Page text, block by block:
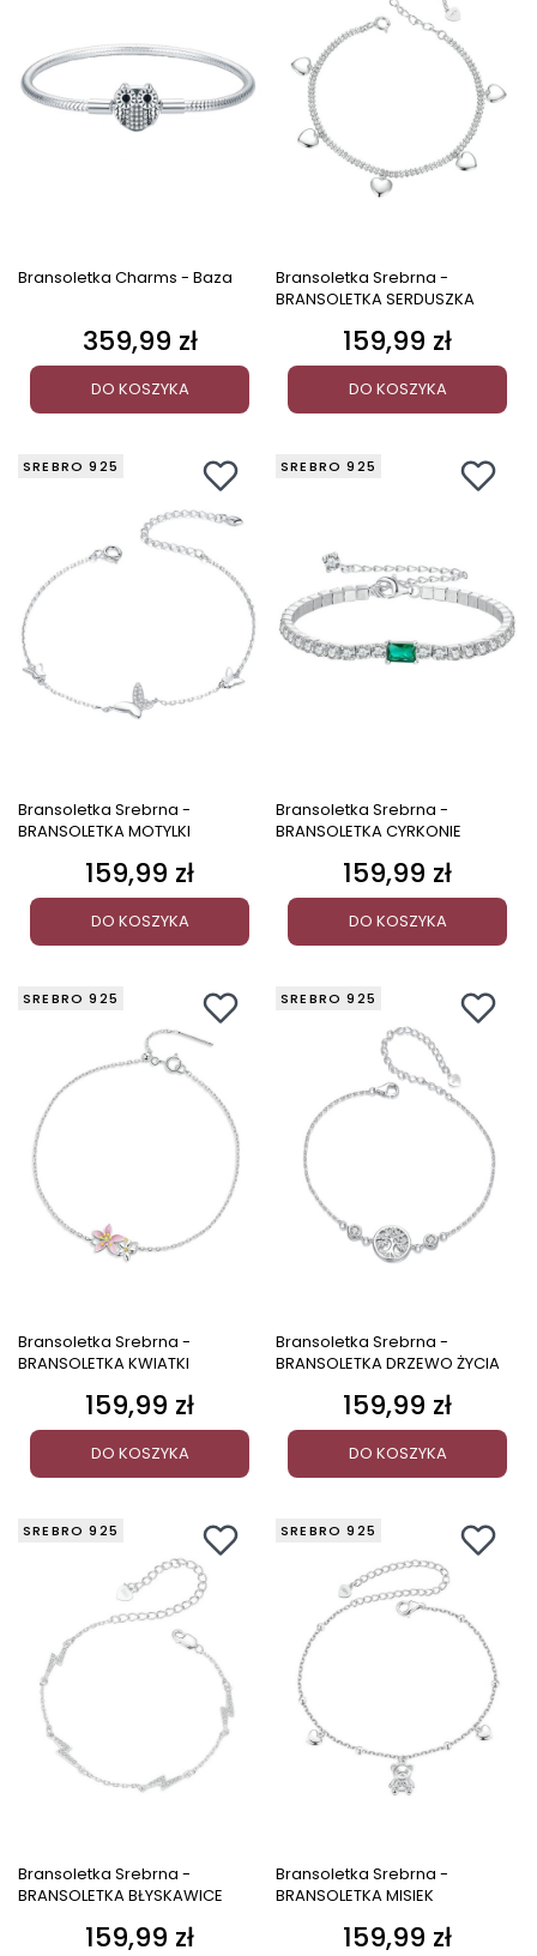
Bransoletka Charms - Baza
Cena
359,99 zł
DO KOSZYKA
Bransoletka Srebrna -
BRANSOLETKA SERDUSZKA
Cena
159,99 zł
DO KOSZYKA
SREBRO 925
Bransoletka Srebrna -
BRANSOLETKA MOTYLKI
Cena
159,99 zł
DO KOSZYKA
SREBRO 925
Bransoletka Srebrna -
BRANSOLETKA CYRKONIE
Cena
159,99 zł
DO KOSZYKA
SREBRO 925
Bransoletka Srebrna -
BRANSOLETKA KWIATKI
Cena
159,99 zł
DO KOSZYKA
SREBRO 925
Bransoletka Srebrna -
BRANSOLETKA DRZEWO ŻYCIA
Cena
159,99 zł
DO KOSZYKA
SREBRO 925
Bransoletka Srebrna -
BRANSOLETKA BŁYSKAWICE
Cena
159,99 zł
SREBRO 925
Bransoletka Srebrna -
BRANSOLETKA MISIEK
Cena
159,99 zł